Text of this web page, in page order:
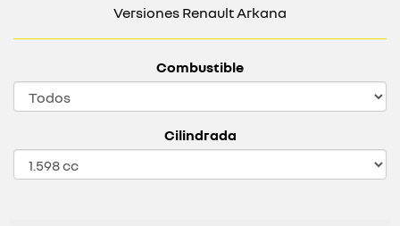
Versiones Renault Arkana
Combustible
Cilindrada